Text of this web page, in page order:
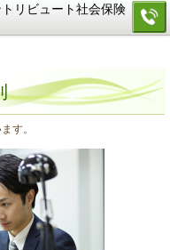
リビュート社会保険
す。